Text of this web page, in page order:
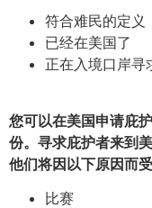
符合难民的定义
已经在美国了
正在入境口岸寻
您可以在美国申请庇
份。寻求庇护者来到
他们将因以下原因而
比赛